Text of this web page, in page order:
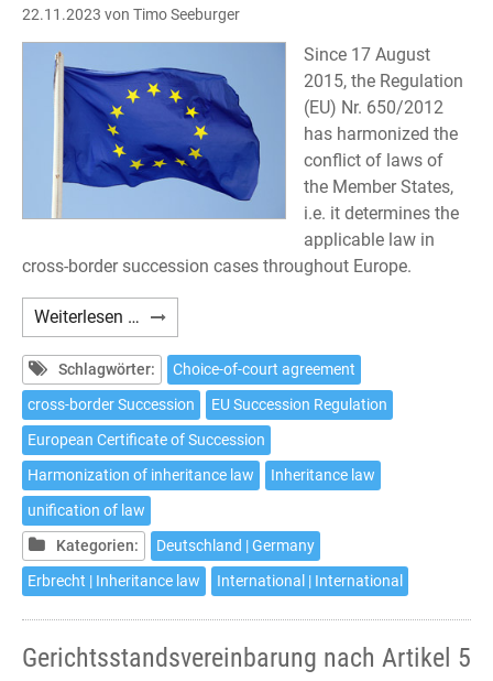
22.11.2023 von Timo Seeburger
Since 17 August
2015, the Regulation
(EU) Nr. 650/2012
has harmonized the
conflict of laws of
the Member States,
i.e. it determines the
applicable law in
cross-border succession cases throughout Europe.
Weiterlesen … Choice
of
court
agreement
pursuant
to
Article
5
EU
Succession
Regulation
Schlagwörter:
Choice-of-court agreement
cross-border Succession
EU Succession Regulation
European Certificate of Succession
Harmonization of inheritance law
Inheritance law
unification of law
Kategorien:
Deutschland | Germany
Erbrecht | Inheritance law
International | International
Gerichtsstandsvereinbarung nach Artikel 5